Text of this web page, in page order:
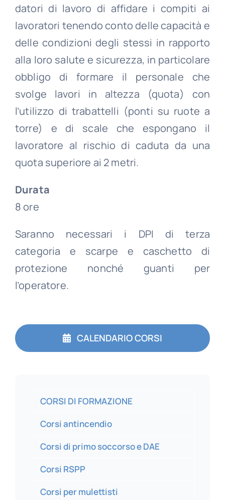
datori di lavoro di affidare i compiti ai
lavoratori tenendo conto delle capacità e
delle condizioni degli stessi in rapporto
alla loro salute e sicurezza, in particolare
obbligo di formare il personale che
svolge lavori in altezza (quota) con
l’utilizzo di trabattelli (ponti su ruote a
torre) e di scale che espongano il
lavoratore al rischio di caduta da una
quota superiore ai 2 metri.
Durata
8 ore
Saranno necessari i DPI di terza
categoria e scarpe e caschetto di
protezione nonché guanti per
l’operatore.
CALENDARIO CORSI
CORSI DI FORMAZIONE
Corsi antincendio
Corsi di primo soccorso e DAE
Corsi RSPP
Corsi per mulettisti